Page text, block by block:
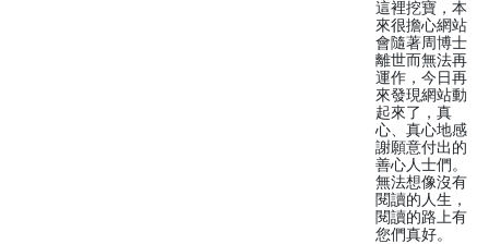
這裡挖寶，本
來很擔心網站
會隨著周博士
離世而無法再
運作，今日再
來發現網站動
起來了，真
心、真心地感
謝願意付出的
善心人士們。
無法想像沒有
閱讀的人生，
閱讀的路上有
您們真好。